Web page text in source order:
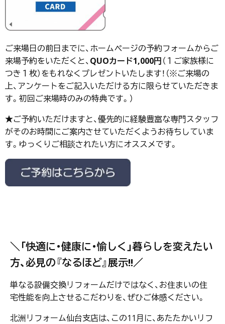
ご来場日の前日までに、ホームページの予約フォームからご
来場予約をいただくと、QUOカード1,000円（１ご家族様に
つき１枚）をもれなくプレゼントいたします！（※ご来場の
上、アンケートをご記入いただける方に限らせていただきま
す。初回ご来場時のみの特典です。）
★ご予約いただけますと、優先的に経験豊富な専門スタッフ
がそのお時間にご案内させていただくようお待ちしていま
す。ゆっくりご相談されたい方にオススメです。
＼「快適に・健康に・愉しく」暮らしを変えたい
方、必見の『なるほど』展示!!／
単なる設備交換リフォームだけではなく、お住まいの住
宅性能を向上させるこだわりを、ぜひご体感ください。
北洲リフォーム仙台支店は、この11月に、あたたかいリフ